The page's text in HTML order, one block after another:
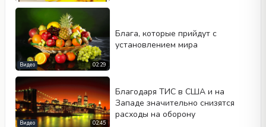
02:29
Видео
Блага, которые прийдут с
установлением мира
02:45
Видео
Благодаря ТИС в США и на
Западе значительно снизятся
расходы на оборону